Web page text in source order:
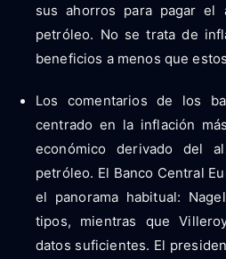
sus ahorros para pagar el
petróleo. No se trata de
beneficios a menos que
Los comentarios de los
centrado en la inflación
económico derivado del
petróleo. El Banco Central
el panorama habitual:
tipos, mientras que
datos suficientes. El